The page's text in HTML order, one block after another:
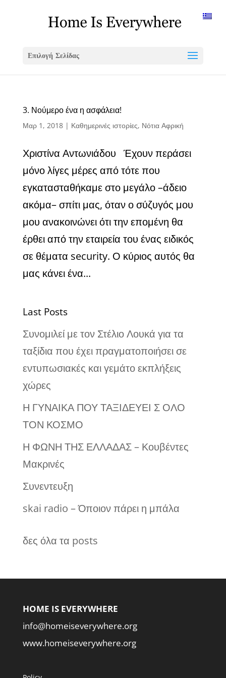
Επιλογή Σελίδας
3. Νούμερο ένα η ασφάλεια!
Μαρ 1, 2018| Καθημερινές ιστορίες, Νότια Αφρική
Χριστίνα Αντωνιάδου Έχουν περάσει
μόνο λίγες μέρες από τότε που
εγκατασταθήκαμε στο μεγάλο –άδειο
ακόμα– σπίτι μας, όταν ο σύζυγός μου
μου ανακοινώνει ότι την επομένη θα
έρθει από την εταιρεία του ένας ειδικός
σε θέματα security. Ο κύριος αυτός θα
μας κάνει ένα...
Last Posts
Συνομιλεί με τον Στέλιο Λουκά για τα
ταξίδια που έχει πραγματοποιήσει σε
εντυπωσιακές και γεμάτο εκπλήξεις
χώρες
Η ΓΥΝΑΙΚΑ ΠΟΥ ΤΑΞΙΔΕΥΕΙ Σ ΟΛΟ
ΤΟΝ ΚΟΣΜΟ
Η ΦΩΝΗ ΤΗΣ ΕΛΛΑΔΑΣ – Κουβέντες
Μακρινές
Συνεντευξη
skai radio – Όποιον πάρει η μπάλα
δες όλα τα posts
HOME IS EVERYWHERE
info@homeiseverywhere.org
www.homeiseverywhere.org